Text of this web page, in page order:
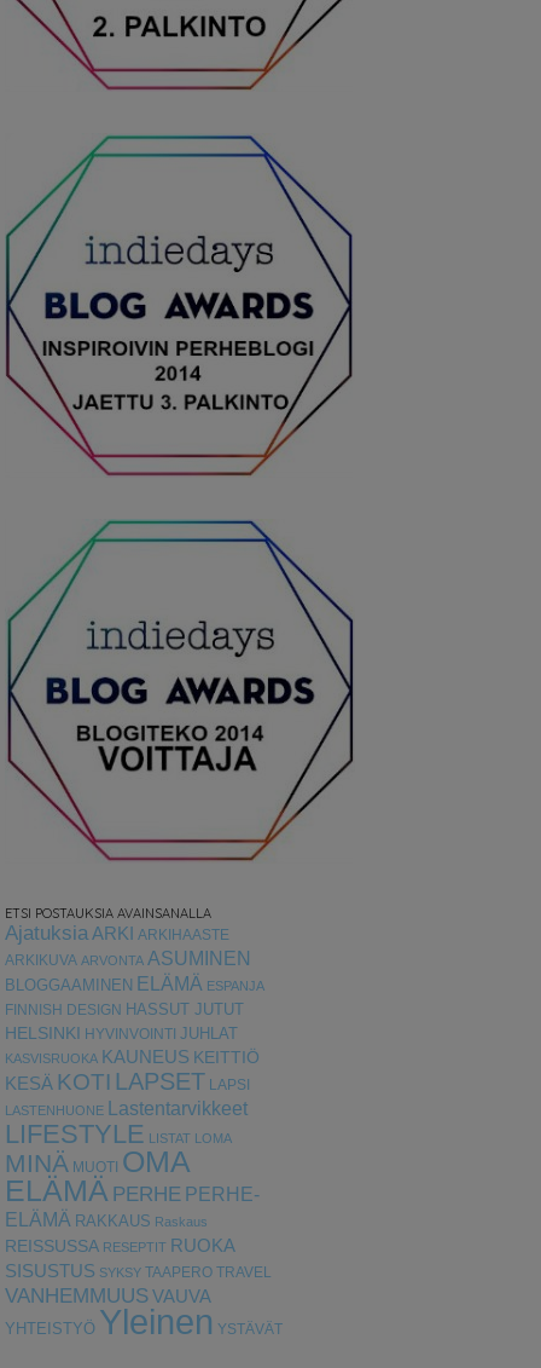
ETSI POSTAUKSIA AVAINSANALLA
AjatuksiaARKI ARKIHAASTE
ARKIKUVA ARVONTA ASUMINEN
BLOGGAAMINEN ELÄMÄ ESPANJA
FINNISH DESIGN HASSUT JUTUT
HELSINKI
HYVINVOINTI JUHLAT
KASVISRUOKA KAUNEUS KEITTIÖ
KESÄ KOTI LAPSET LAPSI
LASTENHUONE Lastentarvikkeet
LIFESTYLE LISTAT LOMA
MINÄ MUOTI OMA
ELÄMÄ PERHE PERHE-
ELÄMÄ RAKKAUS Raskaus
REISSUSSA RESEPTIT RUOKA
SISUSTUS SYKSY TAAPERO TRAVEL
VANHEMMUUS VAUVA
YHTEISTYÖ Yleinen YSTÄVÄT